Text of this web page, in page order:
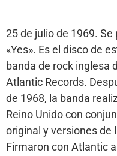
25 de julio de 1969.
«Yes». Es el disco de
banda de rock inglesa
Atlantic Records.
de 1968, la banda
Reino Unido con
original y versiones de
Firmaron con Atlantic